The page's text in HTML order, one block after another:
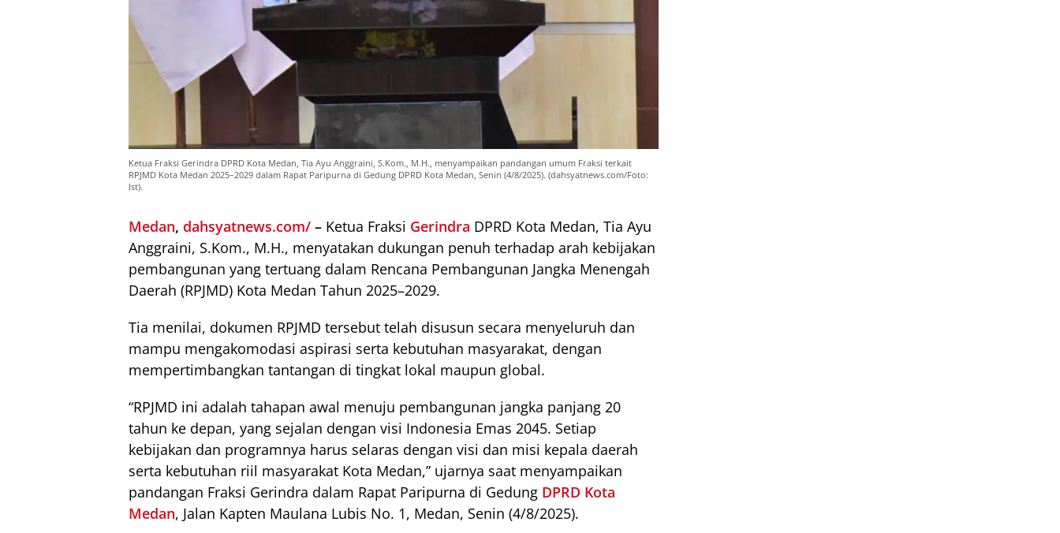
Ketua Fraksi Gerindra DPRD Kota Medan, Tia Ayu Anggraini, S.Kom., M.H., menyampaikan pandangan umum Fraksi terkait
RPJMD Kota Medan 2025–2029 dalam Rapat Paripurna di Gedung DPRD Kota Medan, Senin (4/8/2025). (dahsyatnews.com/Foto:
Ist).
Medan, dahsyatnews.com/ – Ketua Fraksi Gerindra DPRD Kota Medan, Tia Ayu
Anggraini, S.Kom., M.H., menyatakan dukungan penuh terhadap arah kebijakan
pembangunan yang tertuang dalam Rencana Pembangunan Jangka Menengah
Daerah (RPJMD) Kota Medan Tahun 2025–2029.
Tia menilai, dokumen RPJMD tersebut telah disusun secara menyeluruh dan
mampu mengakomodasi aspirasi serta kebutuhan masyarakat, dengan
mempertimbangkan tantangan di tingkat lokal maupun global.
“RPJMD ini adalah tahapan awal menuju pembangunan jangka panjang 20
tahun ke depan, yang sejalan dengan visi Indonesia Emas 2045. Setiap
kebijakan dan programnya harus selaras dengan visi dan misi kepala daerah
serta kebutuhan riil masyarakat Kota Medan,” ujarnya saat menyampaikan
pandangan Fraksi Gerindra dalam Rapat Paripurna di Gedung DPRD Kota
Medan, Jalan Kapten Maulana Lubis No. 1, Medan, Senin (4/8/2025).